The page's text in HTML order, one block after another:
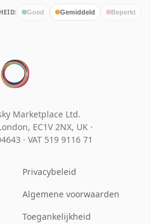
Goed Gemiddeld Beperkt
Marketplace Ltd.
EC1V 2NX, UK ·
· VAT 519 9116 71
Privacybeleid
Algemene voorwaarden
Toegankelijkheid